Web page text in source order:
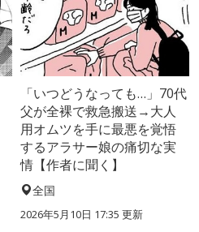
「いつどうなっても…」70代
父が全裸で救急搬送→大人
用オムツを手に最悪を覚悟
するアラサー娘の痛切な実
情【作者に聞く】
全国
2026年5月10日 17:35 更新